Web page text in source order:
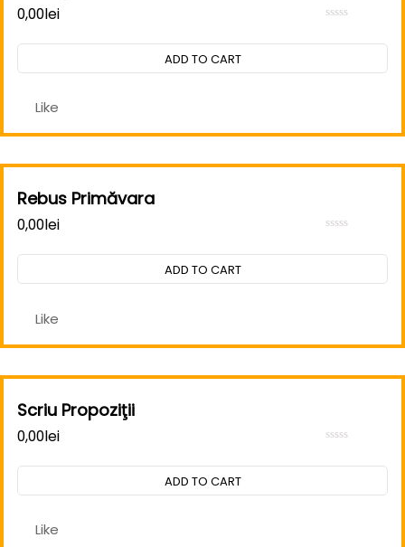
5
0,00lei
ADD TO CART
Like
Rebus Primăvara
5
0,00lei
ADD TO CART
Like
Scriu Propoziţii
5
0,00lei
ADD TO CART
Like